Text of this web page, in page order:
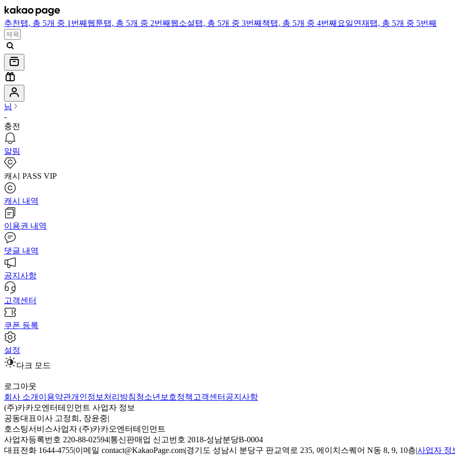
추천 탭, 총 5개 중 1번째 웹툰탭, 총 5개 중 2번째 웹소설탭, 총 5개 중 3번째 책탭, 총 5개 중 4번째 요일연재 탭, 총 5개 중 5번째
님
-
충전
알림
캐시 PASS VIP
캐시 내역
이용권 내역
댓글 내역
공지사항
고객센터
쿠폰 등록
설정
다크 모드
로그아웃
회사 소개 이용약관개인정보처리방침청소년보호정책 고객센터 공지사항
(주)카카오엔터테인먼트 사업자 정보
공동대표이사 고정희, 장윤중|
호스팅서비스사업자 (주)카카오엔터테인먼트
사업자등록번호 220-88-02594|통신판매업 신고번호 2018-성남분당B-0004
대표전화 1644-4755|이메일 contact@KakaoPage.com|경기도 성남시 분당구 판교역로 235, 에이치스퀘어 N동 8, 9, 10층|사업자 정